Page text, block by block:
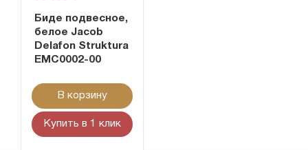
Биде подвесное,
белое Jacob
Delafon Struktura
EMC0002-00
В корзину
Купить в 1 клик